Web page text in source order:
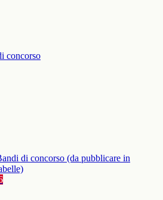
concorso
di concorso (da pubblicare in